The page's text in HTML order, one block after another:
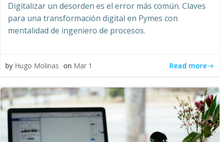
Digitalizar un desorden es el error más común. Claves
para una transformación digital en Pymes con
mentalidad de ingeniero de procesos.
by Hugo Molinas on Mar 1 Read more